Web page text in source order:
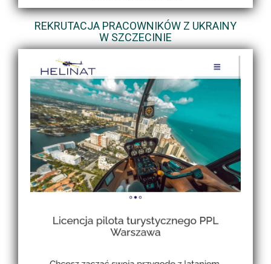
REKRUTACJA PRACOWNIKÓW Z UKRAINY
W SZCZECINIE